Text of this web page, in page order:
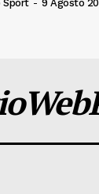
Sport - 9 Agosto